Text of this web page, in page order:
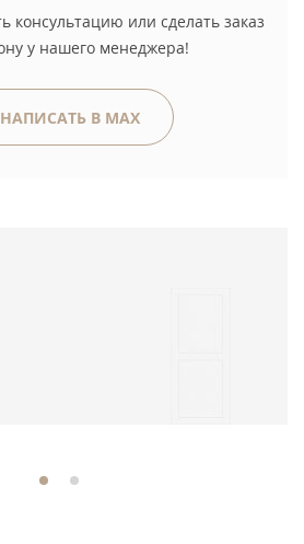
консультацию или сделать заказ
у нашего менеджера!
НАПИСАТЬ В MAX